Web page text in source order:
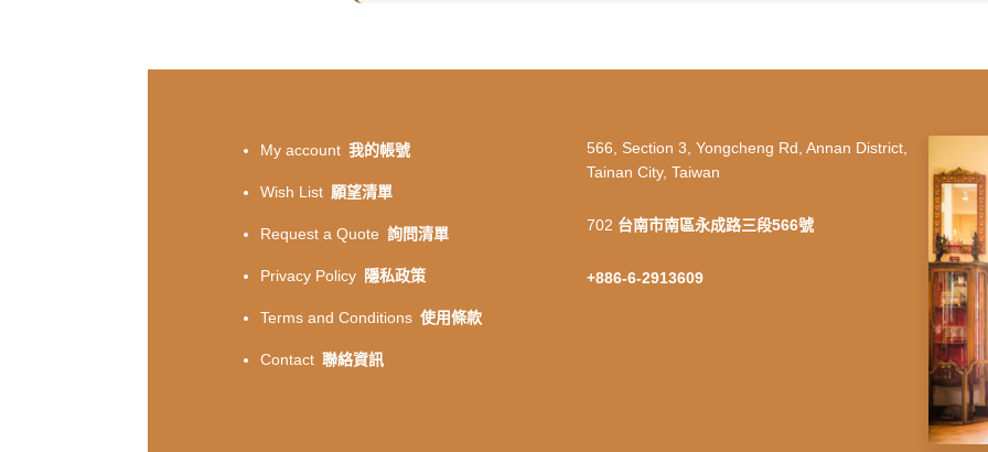
My account 我的帳號
Wish List 願望清單
Request a Quote 詢問清單
Privacy Policy 隱私政策
Terms and Conditions 使用條款
Contact 聯絡資訊
566, Section 3, Yongcheng Rd, Annan District,
Tainan City, Taiwan
702 台南市南區永成路三段566號
+886-6-2913609